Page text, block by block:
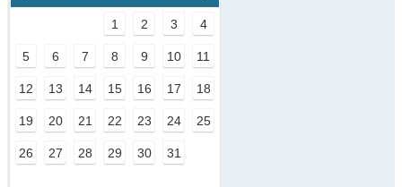
1 2 3 4
5 6 7 8 9 10 11
12 13 14 15 16 17 18
19 20 21 22 23 24 25
26 27 28 29 30 31